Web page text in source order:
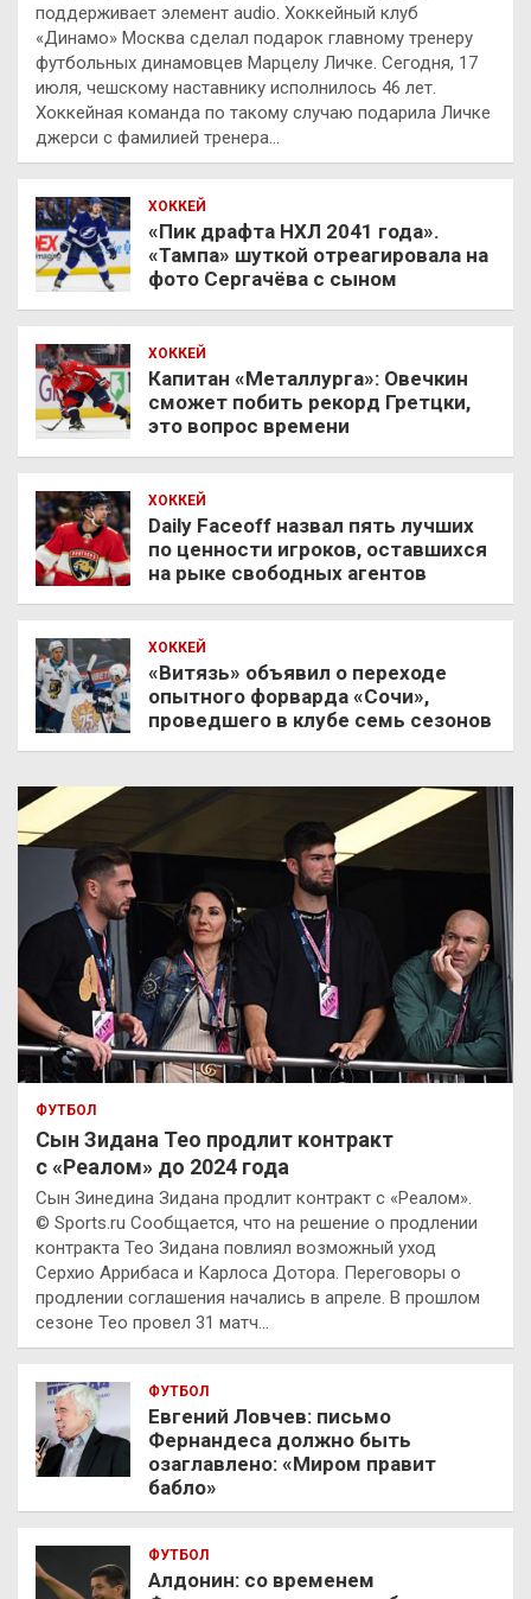
поддерживает элемент audio. Хоккейный клуб
«Динамо» Москва сделал подарок главному тренеру
футбольных динамовцев Марцелу Личке. Сегодня, 17
июля, чешскому наставнику исполнилось 46 лет.
Хоккейная команда по такому случаю подарила Личке
джерси с фамилией тренера…
ХОККЕЙ
«Пик драфта НХЛ 2041 года».
«Тампа» шуткой отреагировала на
фото Сергачёва с сыном
ХОККЕЙ
Капитан «Металлурга»: Овечкин
сможет побить рекорд Гретцки,
это вопрос времени
ХОККЕЙ
Daily Faceoff назвал пять лучших
по ценности игроков, оставшихся
на рыке свободных агентов
ХОККЕЙ
«Витязь» объявил о переходе
опытного форварда «Сочи»,
проведшего в клубе семь сезонов
ФУТБОЛ
Сын Зидана Тео продлит контракт
с «Реалом» до 2024 года
Сын Зинедина Зидана продлит контракт с «Реалом».
© Sports.ru Сообщается, что на решение о продлении
контракта Тео Зидана повлиял возможный уход
Серхио Аррибаса и Карлоса Дотора. Переговоры о
продлении соглашения начались в апреле. В прошлом
сезоне Тео провел 31 матч…
ФУТБОЛ
Евгений Ловчев: письмо
Фернандеса должно быть
озаглавлено: «Миром правит
бабло»
ФУТБОЛ
Алдонин: со временем